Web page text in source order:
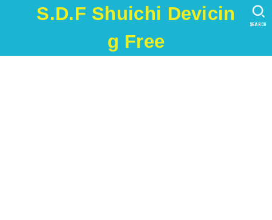
S.D.F Shuichi Devicin
g Free
SEARCH